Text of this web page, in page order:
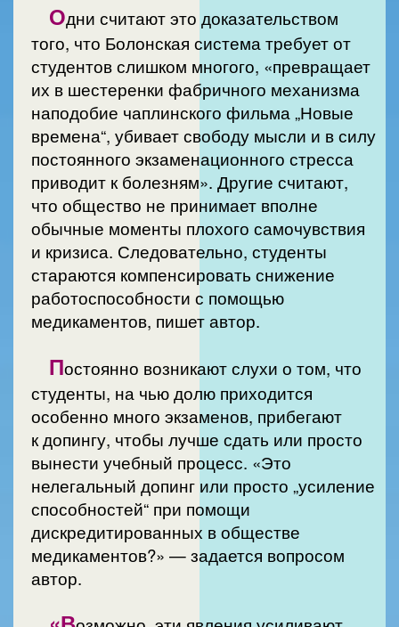
Одни считают это доказательством
того, что Болонская система требует от
студентов слишком многого, «превращает
их в шестеренки фабричного механизма
наподобие чаплинского фильма „Новые
времена“, убивает свободу мысли и в силу
постоянного экзаменационного стресса
приводит к болезням». Другие считают,
что общество не принимает вполне
обычные моменты плохого самочувствия
и кризиса. Следовательно, студенты
стараются компенсировать снижение
работоспособности с помощью
медикаментов, пишет автор.
Постоянно возникают слухи о том, что
студенты, на чью долю приходится
особенно много экзаменов, прибегают
к допингу, чтобы лучше сдать или просто
вынести учебный процесс. «Это
нелегальный допинг или просто „усиление
способностей“ при помощи
дискредитированных в обществе
медикаментов?» — задается вопросом
автор.